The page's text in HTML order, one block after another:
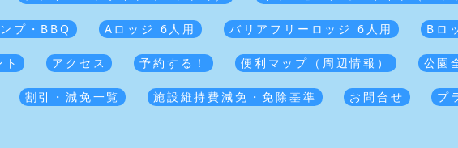
プ・BBQ Aロッジ 6人用 バリアフリーロッジ 6人用 Bロ
アクセス 予約する！ 便利マップ（周辺情報） 公園
割引・減免一覧 施設維持費減免・免除基準 お問合せ プ